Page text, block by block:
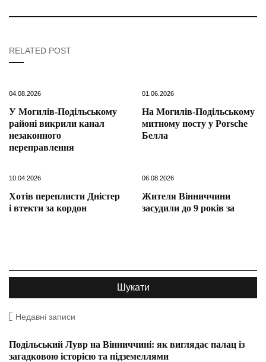
RELATED POST
04.08.2026
У Могилів-Подільському
районі викрили канал
незаконного
переправлення
01.06.2026
На Могилів-Подільському
митному посту у Porsche
Белла
10.04.2026
Хотів переплисти Дністер
і втекти за кордон
06.08.2026
Жителя Вінниччини
засудили до 9 років за
Недавні записи
Подільський Лувр на Вінниччині: як виглядає палац із
загадковою історією та підземеллями